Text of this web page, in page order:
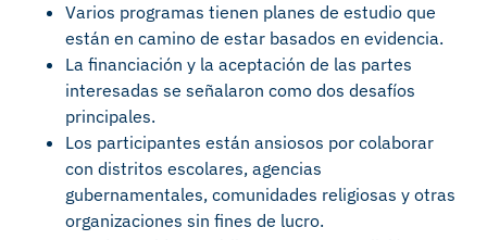
Varios programas tienen planes de estudio que
están en camino de estar basados en evidencia.
La financiación y la aceptación de las partes
interesadas se señalaron como dos desafíos
principales.
Los participantes están ansiosos por colaborar
con distritos escolares, agencias
gubernamentales, comunidades religiosas y otras
organizaciones sin fines de lucro.